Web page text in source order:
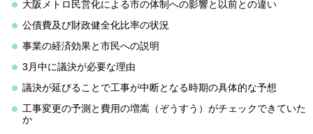
大阪メトロ民営化による市の体制への影響と以前との違い
公債費及び財政健全化比率の状況
事業の経済効果と市民への説明
3月中に議決が必要な理由
議決が延びることで工事が中断となる時期の具体的な予想
工事変更の予測と費用の増嵩（ぞうすう）がチェックできていた
か